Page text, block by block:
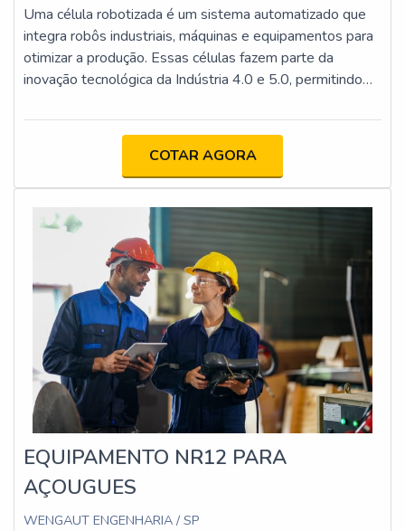
Uma célula robotizada é um sistema automatizado que
integra robôs industriais, máquinas e equipamentos para
otimizar a produção. Essas células fazem parte da
inovação tecnológica da Indústria 4.0 e 5.0, permitindo
processos industriais
COTAR AGORA
EQUIPAMENTO NR12 PARA
AÇOUGUES
WENGAUT ENGENHARIA / SP